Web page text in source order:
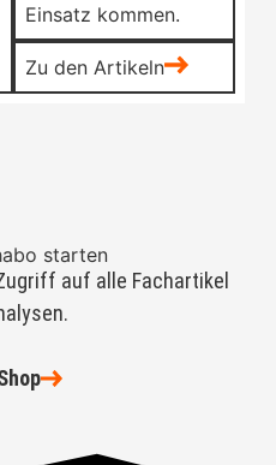
Einsatz kommen.
Zu den Artikeln
starten
auf alle Fachartikel